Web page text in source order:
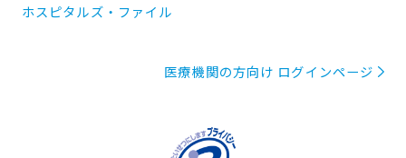
ホスピタルズ・ファイル
医療機関の方向け ログインページ